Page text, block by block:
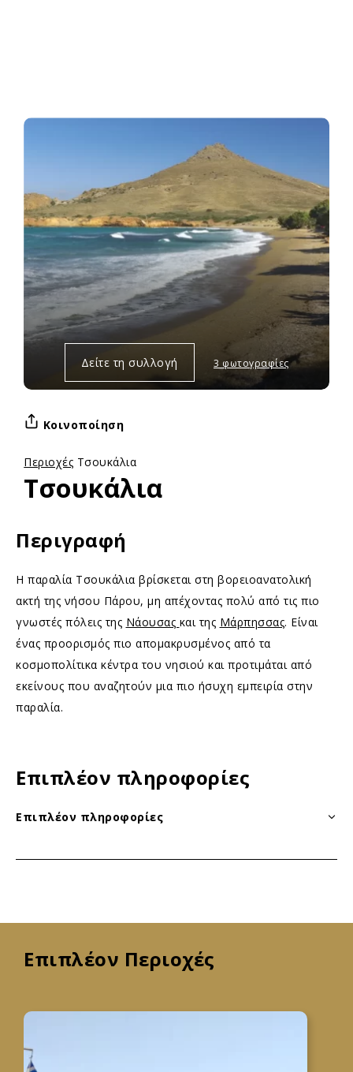
Δείτε τη συλλογή 3 φωτογραφίες
Περιοχές Τσουκάλια
Τσουκάλια
Κοινοποίηση
Περιγραφή
Η παραλία Τσουκάλια βρίσκεται στη βορειοανατολική
ακτή της νήσου Πάρου, μη απέχοντας πολύ από τις πιο
γνωστές πόλεις της Νάουσας και της Μάρπησσας. Είναι
ένας προορισμός πιο απομακρυσμένος από τα
κοσμοπολίτικα κέντρα του νησιού και προτιμάται από
εκείνους που αναζητούν μια πιο ήσυχη εμπειρία στην
παραλία.
Επιπλέον πληροφορίες
Επιπλέον πληροφορίες
Επιπλέον Περιοχές